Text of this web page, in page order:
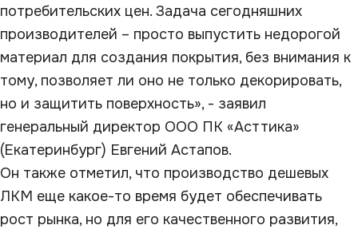
потребительских цен. Задача сегодняшних
производителей – просто выпустить недорогой
материал для создания покрытия, без внимания к
тому, позволяет ли оно не только декорировать,
но и защитить поверхность», - заявил
генеральный директор ООО ПК «Асттика»
(Екатеринбург) Евгений Астапов.
Он также отметил, что производство дешевых
ЛКМ еще какое-то время будет обеспечивать
рост рынка, но для его качественного развития,